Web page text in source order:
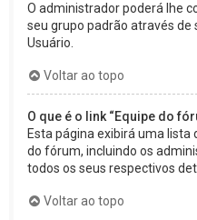
O administrador poderá lhe
seu grupo padrão através de
Usuário.
Voltar ao topo
O que é o link “Equipe do
Esta página exibirá uma
do fórum, incluindo os
todos os seus respectivos
Voltar ao topo